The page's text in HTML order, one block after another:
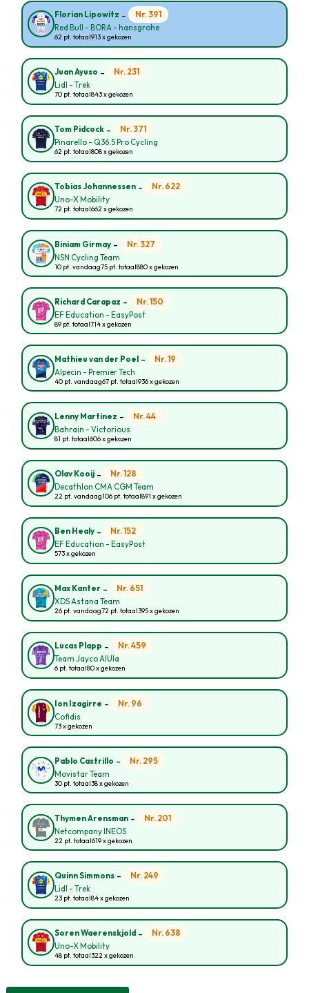
Florian Lipowitz - Nr. 391
Red Bull - BORA - hansgrohe
62 pt. totaal913 x gekozen
Juan Ayuso - Nr. 231
Lidl - Trek
70 pt. totaal843 x gekozen
Tom Pidcock - Nr. 371
Pinarello - Q36.5 Pro Cycling
62 pt. totaal808 x gekozen
Tobias Johannessen - Nr. 622
Uno-X Mobility
72 pt. totaal662 x gekozen
Biniam Girmay - Nr. 327
NSN Cycling Team
10 pt. vandaag75 pt. totaal880 x gekozen
Richard Carapaz - Nr. 150
EF Education - EasyPost
89 pt. totaal714 x gekozen
Mathieu van der Poel - Nr. 19
Alpecin - Premier Tech
40 pt. vandaag67 pt. totaal936 x gekozen
Lenny Martinez - Nr. 44
Bahrain - Victorious
81 pt. totaal606 x gekozen
Olav Kooij - Nr. 128
Decathlon CMA CGM Team
22 pt. vandaag106 pt. totaal891 x gekozen
Ben Healy - Nr. 152
EF Education - EasyPost
573 x gekozen
Max Kanter - Nr. 651
XDS Astana Team
26 pt. vandaag72 pt. totaal395 x gekozen
Lucas Plapp - Nr. 459
Team Jayco AlUla
6 pt. totaal80 x gekozen
Ion Izagirre - Nr. 96
Cofidis
73 x gekozen
Pablo Castrillo - Nr. 295
Movistar Team
30 pt. totaal38 x gekozen
Thymen Arensman - Nr. 201
Netcompany INEOS
22 pt. totaal619 x gekozen
Quinn Simmons - Nr. 249
Lidl - Trek
23 pt. totaal84 x gekozen
Soren Waerenskjold - Nr. 638
Uno-X Mobility
48 pt. totaal322 x gekozen